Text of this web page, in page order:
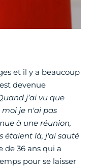
et il y a beaucoup
devenue
j’ai vu que
je n'ai pas
à une réunion,
étaient là, j'ai sauté
de 36 ans qui a
pour se laisser